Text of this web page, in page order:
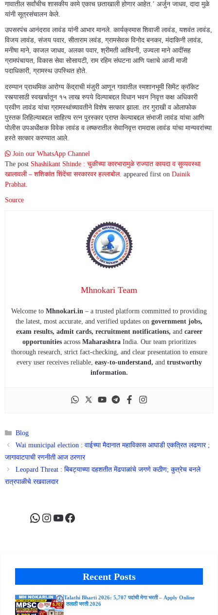
गावातील सर्वांचीच शासकीय कामे एकाच छताखाली होणार आहेत.’ अर्जुन जाधव, दादा मुळे
यांनी सूत्रसंचालन केले.
उपसरपंच आनंदराव लावंड यांनी आभार मानले. कार्यक्रमास शिवाजी लावंड, यशवंत लावंड,
विजय लावंड, संजय पवार, सीताराम लवंड, ग्रामसेवक विनोद बनकर, मंदाकिनी लावंड,
मनीषा माने, काजल जाधव, अलका पवार, श्रीमती आश्विनी, उज्वला माने आदींसह
ग्रामपंचायत, विकास सेवा सोसायटी, राम रहिम संघटना आणि पक्षाचे आजी माजी
पदाधिकारी, ग्रामस्थ उपस्थित होते.
दरम्यान प्राथमिक आरोग्य केंद्राची मंजुरी आणून गावातील स्मशानभूमी सिमेंट क्रॉकेट
रस्त्यासाठी स्वखर्चातून १५ लाख रुपये दिल्याबद्दल विधान भवन निवृत्त कक्ष अधिकारी
प्रवीण लावंड यांचा ग्रामस्थांच्यावतीने विशेष सत्कार झाला. तर गुराखी व ओलाफोक
पुस्तक लिहिल्याबद्दल साहित्य रत्न पुरस्कार प्राप्त केल्याबद्दल संभाजी लावंड यांचा आणि
पोलीस उपअधीक्षक विवेक लावंड व लष्करातील सेवानिवृत्त रामदास लावंड यांचा मान्यवरांच्या
हस्ते सत्कार करण्यात आले.
Join our WhatsApp Channel
The post Shashikant Shinde : चुकीच्या कारभारामुळे राज्यात कायदा व सुव्यवस्था
खालावली – शशिकांत शिंदेंचा सरकारवर हल्लाबोल. appeared first on Dainik
Prabhat
Source
Mhnokari Team
Welcome to Mhnokari.in – a trusted platform committed to providing
the latest, most accurate, and verified updates on government jobs,
exam results, admit cards, recruitment notifications, and career
opportunitiesacross MaharashtraIndia. Our team prioritizes
thorough research, strict fact-checking, and clear presentation to ensure
every user receives reliable, easy-to-understand, andtrustworthy
information.
Categories
Blog
Wai municipal election : वाईच्या मैदानात महाविकास आघाडी एकत्रित लढणार ;
जागावाटपाची रणनीती आज ठरणार
Leopard Threat : बिबट्याच्या दहशतीत मेंढपाळांचे जगणे कठीण; कुत्रेच बनले
रात्रपाळीचे रखवालदार
WhatsApp
Instagram
YouTube
Facebook
Recent Posts
Talathi Bharti 2026: 5,707 पदांची मेगा भरती – Apply Online
| तलाठी भरती 2026